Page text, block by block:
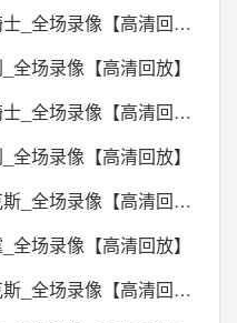
2026年05月26日 尼克斯VS骑士_全场录像【高清回放】
场录像【高清回放】
2026年05月24日 尼克斯VS骑士_全场录像【高清回放】
场录像【高清回放】
2026年05月22日 骑士VS尼克斯_全场录像【高清回放】
场录像【高清回放】
2026年05月20日 骑士VS尼克斯_全场录像【高清回放】